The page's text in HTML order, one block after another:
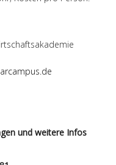
und weitere Infos